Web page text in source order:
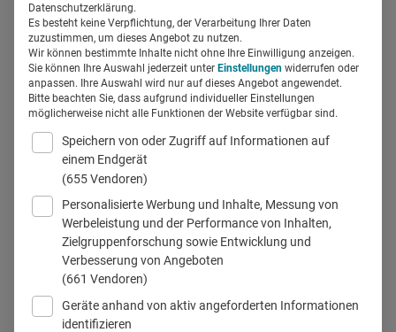
© Dentsply Sirona Deutschland
Teilen
Datenschutzerklärung.
Es besteht keine Verpflichtung, der Verarbeitung Ihrer Daten
zuzustimmen, um dieses Angebot zu nutzen.
Wir können bestimmte Inhalte nicht ohne Ihre Einwilligung anzeigen.
Sie können Ihre Auswahl jederzeit unter Einstellungen widerrufen oder
anpassen. Ihre Auswahl wird nur auf dieses Angebot angewendet.
Bitte beachten Sie, dass aufgrund individueller Einstellungen
möglicherweise nicht alle Funktionen der Website verfügbar sind.
Speichern von oder Zugriff auf Informationen auf
einem Endgerät
(655 Vendoren)
Personalisierte Werbung und Inhalte, Messung von
Werbeleistung und der Performance von Inhalten,
Zielgruppenforschung sowie Entwicklung und
Verbesserung von Angeboten
(661 Vendoren)
Geräte anhand von aktiv angeforderten Informationen
identifizieren